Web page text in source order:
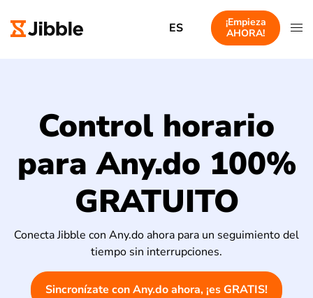
ES
¡Empieza
AHORA!
Control horario
para Any.do 100%
GRATUITO
Conecta Jibble con Any.do ahora para un seguimiento del
tiempo sin interrupciones.
Sincronízate con Any.do ahora, ¡es GRATIS!